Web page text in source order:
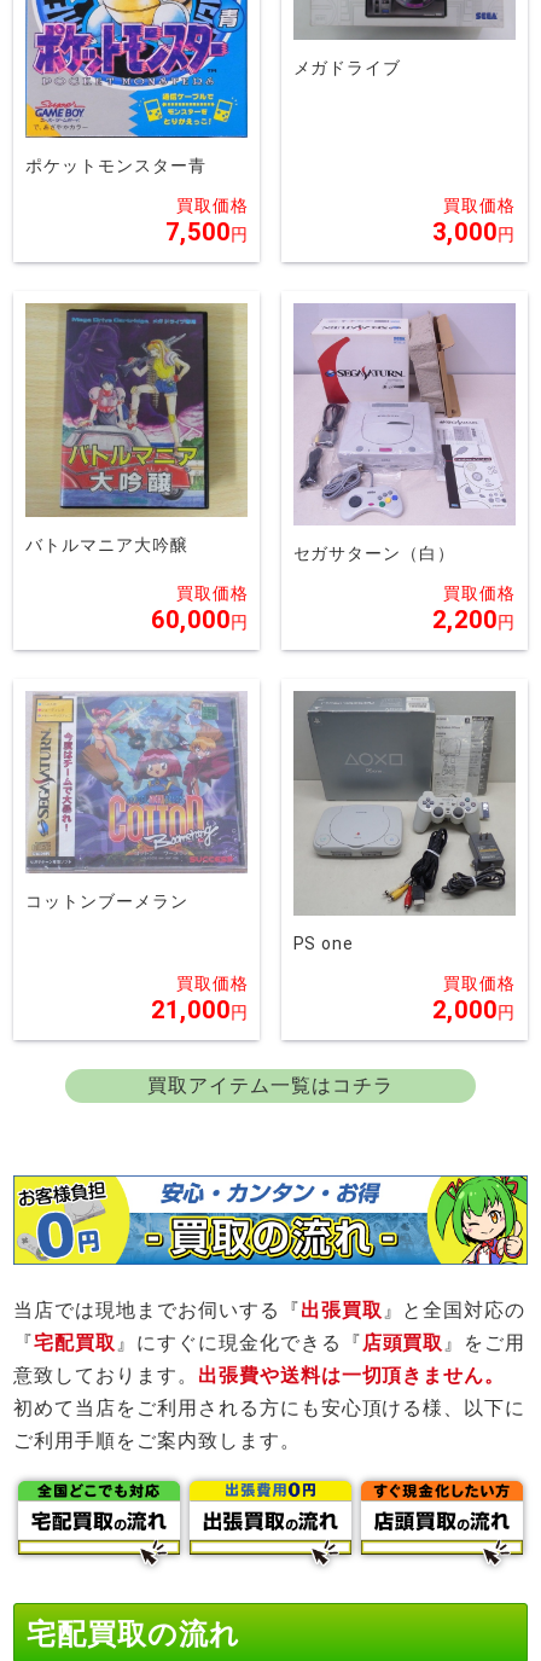
ポケットモンスター青
7,500
メガドライブ
3,000
バトルマニア大吟醸
60,000
セガサターン（白）
2,200
コットンブーメラン
21,000
PS one
2,000
買取アイテム一覧はコチラ
当店では現地までお伺いする『出張買取 』と全国対応の
『宅配買取 』にすぐに現金化できる『店頭買取 』をご用
意致しております。 出張費や送料は一切頂きません。
初めて当店をご利用される方にも安心頂ける様、以下に
ご利用手順をご案内致します。
宅配買取の流れ